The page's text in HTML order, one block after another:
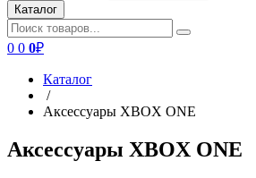
Каталог
0 0 0₽
Каталог
/
Аксессуары XBOX ONE
Аксессуары XBOX ONE